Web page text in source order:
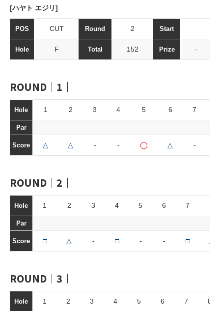
[ハヤト エジリ]
POS CUT Round 2 Start
Hole F Total 152 Prize -
ROUND｜1｜
Hole 1 2 3 4 5 6 7
Par
Score △ △ - - ◯ △ -
ROUND｜2｜
Hole 1 2 3 4 5 6 7
Par
Score □ △ - □ - - □ △
ROUND｜3｜
Hole 1 2 3 4 5 6 7 8